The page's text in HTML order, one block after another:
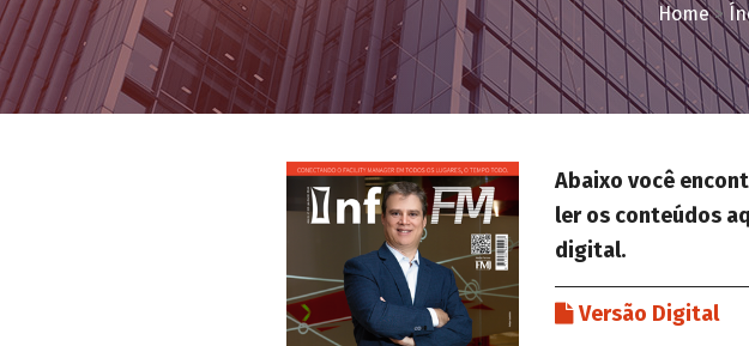
Home>
Abaixo você
ler os conteúdos
digital.
Versão Digital